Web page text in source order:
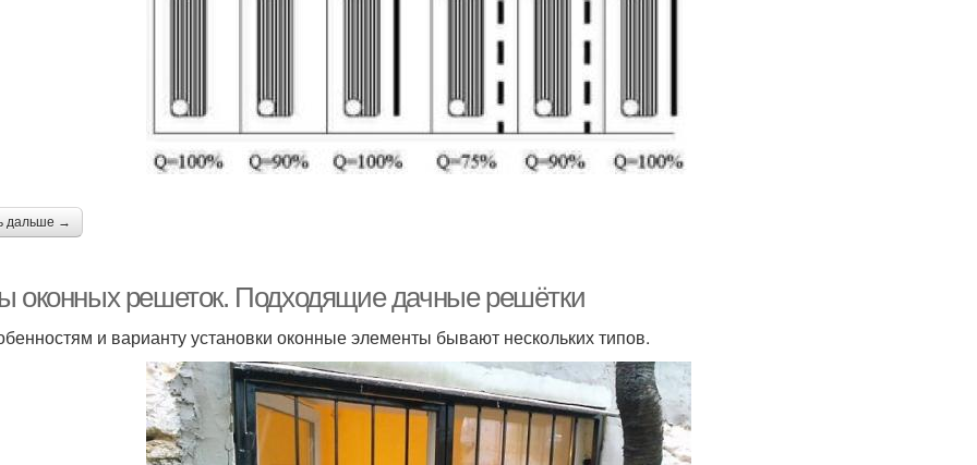
дальше →
оконных решеток. Подходящие дачные решётки
и варианту установки оконные элементы бывают нескольких типов.